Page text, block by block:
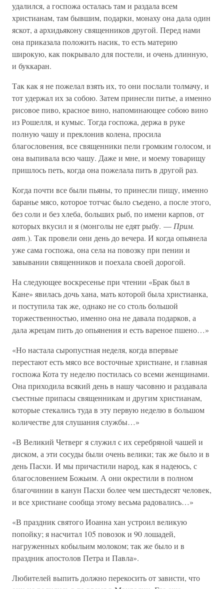
удалился, а госпожа осталась там и раздала всем
христианам, там бывшим, подарки, монаху она дала один
яскот, а архидьякону священников другой. Перед нами
она приказала положить насик, то есть материю
широкую, как покрывало для постели, и очень длинную,
и буккаран.
Так как я не пожелал взять их, то они послали толмачу, и
тот удержал их за собою. Затем принесли питье, а именно
рисовое пиво, красное вино, напоминающее собою вино
из Рошелля, и кумыс. Тогда госпожа, держа в руке
полную чашу и преклонив колена, просила
благословения, все священники пели громким голосом, и
она выпивала всю чашу. Даже и мне, и моему товарищу
пришлось петь, когда она пожелала пить в другой раз.
Когда почти все были пьяны, то принесли пищу, именно
баранье мясо, которое тотчас было съедено, а после этого,
без соли и без хлеба, больших рыб, по имени карпов, от
которых вкусил и я (монголы не едят рыбу. — Прим.
авт.). Так провели они день до вечера. И когда опьянела
уже сама госпожа, она села на повозку при пении и
завывании священников и поехала своей дорогой.
На следующее воскресенье при чтении «Брак был в
Кане» явилась дочь хана, мать которой была христианка,
и поступила так же, однако не со столь большой
торжественностью, именно она не давала подарков, а
дала жрецам пить до опьянения и есть вареное пшено…»
«Но настала сыропустная неделя, когда впервые
перестают есть мясо все восточные христиане, и главная
госпожа Кота ту неделю постилась со всеми женщинами.
Она приходила всякий день в нашу часовню и раздавала
съестные припасы священникам и другим христианам,
которые стекались туда в эту первую неделю в большом
количестве для слушания службы…»
«В Великий Четверг я служил с их серебряной чашей и
диском, а эти сосуды были очень велики; так же было и в
день Пасхи. И мы причастили народ, как я надеюсь, с
благословением Божьим. А они окрестили в полном
благочинии в канун Пасхи более чем шестьдесят человек,
и все христиане сообща этому весьма радовались…»
«В праздник святого Иоанна хан устроил великую
попойку; я насчитал 105 повозок и 90 лошадей,
нагруженных кобыльим молоком; так же было и в
праздник апостолов Петра и Павла».
Любителей выпить должно перекосить от зависти, что